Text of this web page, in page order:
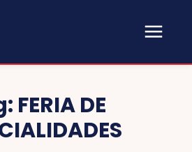
FERIA DE